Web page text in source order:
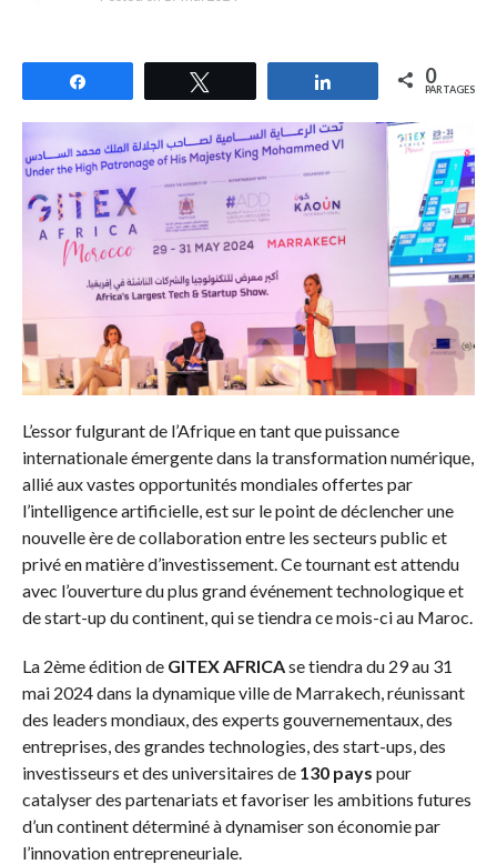
Partagez 0
PARTAGES
L’essor fulgurant de l’Afrique en tant que puissance
internationale émergente dans la transformation numérique,
allié aux vastes opportunités mondiales offertes par
l’intelligence artificielle, est sur le point de déclencher une
nouvelle ère de collaboration entre les secteurs public et
privé en matière d’investissement. Ce tournant est attendu
avec l’ouverture du plus grand événement technologique et
de start-up du continent, qui se tiendra ce mois-ci au Maroc.
La 2ème édition de GITEX AFRICAse tiendra du 29 au 31
mai 2024 dans la dynamique ville de Marrakech, réunissant
des leaders mondiaux, des experts gouvernementaux, des
entreprises, des grandes technologies, des start-ups, des
investisseurs et des universitaires de 130 pays pour
catalyser des partenariats et favoriser les ambitions futures
d’un continent déterminé à dynamiser son économie par
l’innovation entrepreneuriale.